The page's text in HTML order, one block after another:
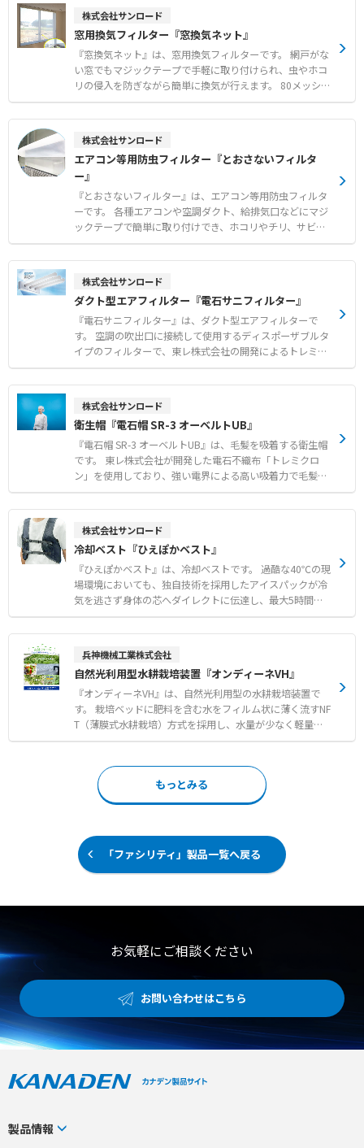
1〜2人用、3〜4人用、6〜7人用の3つのサイズから選択可
能です（※スポットクーラーはオプション）。 【特徴】
●断熱パネルを使用した高い機能性 ●お客様自身での組み
立てに対応 ●工場のレイアウト変更時にも簡単な解体と移
設が可能 【用途・事例】 ●工場内における休憩時間の避
暑エリア ●熱中症が疑われる作業者の一時的な救護スペー
ス
株式会社サンロード
窓用換気フィルター『窓換気ネット』
『窓換気ネット』は、窓用換気フィルターです。 網戸がな
い窓でもマジックテープで手軽に取り付けられ、虫やホコ
リの侵入を防ぎながら簡単に換気が行えます。 80メッシュ
の非常に細かい網目を採用しており、一般的な網戸ではす
り抜けてしまう小さな虫も確実にシャットアウトします。
勝手にも配慮された設計です。 メーカー国内工場にて10m
m単位で1枚からオーダーメイド製作が可能で、短納期で
それぞれの窓枠に合わせたサイズを提供します。 【特徴】
●80メッシュの極細網目による微小な虫やホコリの確実な
侵入防止 ●マジックテープによる簡単な取り付けと窓開閉
用ファスナーの搭載 ●メーカー国内工場での10mm単位の
オーダーメイド製作と短納期対応 【用途・事例】 ●網戸
の防虫対策 ●食品工場等における手軽で確実なフードディ
フェンスの構築
株式会社サンロード
エアコン等用防虫フィルター『とおさないフィルタ
ー』
『とおさないフィルター』は、エアコン等用防虫フィルタ
ーです。 各種エアコンや空調ダクト、給排気口などにマジ
ックテープで簡単に取り付けでき、ホコリやチリ、サビの
飛散や小さな虫の侵入を効果的に防ぎます。 通気性の高い
素材を使用しているため空調機に負荷をかけず、燃焼時に
形状に加え、設置場所に応じたオーダーメイド製作にも対
応可能です。 標準タイプと、より微小な異物に対応する目
細タイプから、用途に合わせて選択できます。 【特徴】
●空調機やダクトからのホコリ飛散および微小昆虫の侵入
防止 ●マジックテープ仕様による簡単設置とスムーズなフ
ィルター交換 ●空調機に負荷をかけない高い通気性と燃焼
時無毒な安全素材 【用途・事例】 ●食品工場におけるフ
床置パッケージ型など各種エアコンへの防虫対策 ●サビの
飛散が懸念されるユニットクーラーなどの衛生環境改善
株式会社サンロード
ダクト型エアフィルター『電石サニフィルター』
『電石サニフィルター』は、ダクト型エアフィルターで
す。 空調の吹出口に接続して使用するディスポーザブルタ
イプのフィルターで、東レ株式会社の開発によるトレミク
ロンを採用しています。 プラスとマイナスに分極させた不
織布による強力な電界が、周囲の浮遊粒子やカビ、ホコリ
ラの少ない均一な室内環境を実現し、作業者の体感温度低
下や食材の表面乾燥を防ぎます。 汚れたら新品に交換する
だけの簡単メンテナンスで、衛生的かつ経済的にクリーン
な作業空間を維持できます。 【特徴】 ●トレミクロンの
電界によるカビやホコリなどの優れた吸着性能 ●微風吹出
しによる室内の温度ムラ解消と食材の表面乾燥防止 ●汚れ
たら交換するだけのディスポーザブル仕様による高い衛生
けるカビ飛散や落下菌対策 ●空調の冷風直撃による作業者
の体感温度低下の改善 ●室内の均一な温度管理が求められ
る現場での空調環境向上
株式会社サンロード
衛生帽『電石帽 SR-3 オーベルトUB』
『電石帽 SR-3 オーベルトUB』は、毛髪を吸着する衛生帽
です。 東レ株式会社が開発した電石不織布「トレミクロ
ン」を使用しており、強い電界による高い吸着力で毛髪や
フケ、ホコリをしっかりとキャッチし、落下や混入リスク
を大幅に減少させます。 顔周りを覆うオーベルトには綿素
適なかぶり心地を実現しています。 独自のオーベルト構造
が顔周りの毛髪のはみ出しを確実に防ぎ、目元や顔周りが
ズレにくく、どなたでも確実に着用可能です。 また、10〜
15回の洗濯が可能で、衛生的に繰り返し使用できる点も特
長です。 【特徴】 ●電石不織布「トレミクロン」の吸着
力による毛髪やフケの落下および混入防止 ●肌にやさしく
吸汗性に優れた綿素材のオーベルトによる毛髪はみ出し防
な耐久性 【用途・事例】 ●食品工場や精密機器製造など
高い清浄度が求められる環境での衛生管理 ●量販店の店頭
やバックヤードなどにおける異物混入リスクの低減 ●作業
環境や用途に応じたカスタマイズおよびオーダーメイドで
の運用
株式会社サンロード
冷却ベスト『ひえぽかベスト』
『ひえぽかベスト』は、冷却ベストです。 過酷な40℃の現
場環境においても、独自技術を採用したアイスパックが冷
気を逃さず身体の芯へダイレクトに伝達し、最大5時間に
わたり確かな涼しさを維持します。 太い血管が通る両脇と
背中を直接冷やす設計により、無駄なく効率的に体温を下
り、脇下のアイスパックポケット位置を身体の形状に合わ
せてミリ単位で自由に調整でき、最も効く場所をピンポイ
ントで冷却できます。 重量1.8kgでありながら、優れた縫
製技術により重さを全身に分散させ、驚くほど軽い着心地
を実現しています。 電源不要で空調服との併用が可能なほ
か、冬場は使い捨てカイロを入れて防寒具としても活用で
●40℃の環境下でも最大5時間の保冷力を維持する独自の
アイスパック ●L字型マジックテープによるミリ単位での
アイスパック位置調節機能 ●重さを全身に分散させる優れ
ハット対策 ●冷房のない室内作業や粉塵・火気を扱う工場
での熱中症対策 ●電源を使用できない環境下での空調服と
の併用や冬場の防寒対策
兵神機械工業株式会社
自然光利用型水耕栽培装置『オンディーネVH』
『オンディーネVH』は、自然光利用型の水耕栽培装置で
す。 栽培ベッドに肥料を含む水をフィルム状に薄く流すNF
T（薄膜式水耕栽培）方式を採用し、水量が少なく軽量化
されているため、資材コストを抑えることができます。 ス
ースを最大限に活用します。 また、ハイドロコントローラ
により循環養液の肥料濃度や酸度を自動で管理でき、養液
温度の調整も可能なため、作物の生育に適した環境を維持
ト研修が用意されているため、農業未経験の方や異業種か
らの新規参入、農福連携の事業としても取り組みやすいシ
ステムです。 【特徴】 ●NFT方式とスライド式栽培台によ
る資材コスト抑制と面積の有効活用 ●ハイドロコントロー
ら施工および導入後の栽培技術指導まで一貫したトータル
施設などにおける農福連携事業としての活用 ●既存農家に
もっとみる
「ファシリティ」製品一覧へ戻る
お気軽にご相談ください
お問い合わせはこちら
製品情報